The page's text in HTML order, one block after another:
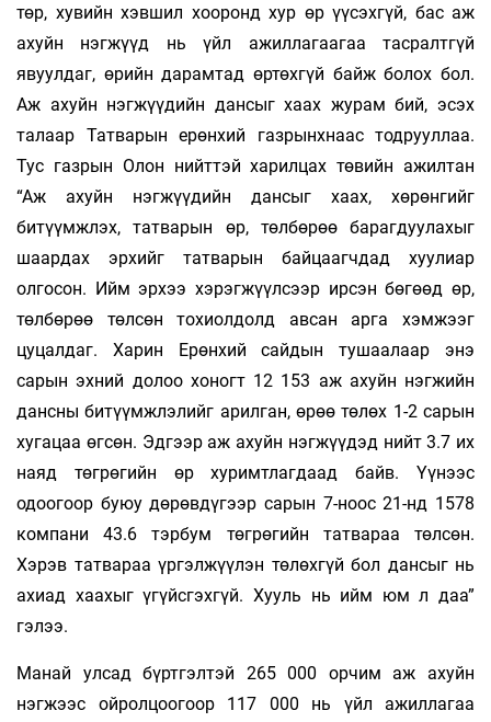
төр, хувийн хэвшил хооронд хур өр үүсэхгүй, бас аж
ахуйн нэгжүүд нь үйл ажиллагаагаа тасралтгүй
явуулдаг, өрийн дарамтад өртөхгүй байж болох бол.
Аж ахуйн нэгжүүдийн дансыг хаах журам бий, эсэх
талаар Татварын ерөнхий газрынх­наас тодрууллаа.
Тус газрын Олон нийттэй харилцах төвийн ажилтан
“Аж ахуйн нэгжүүдийн дансыг хаах, хөрөнгийг
битүүмжлэх, татварын өр, төлбөрөө барагдуулахыг
шаардах эрхийг татварын байцаагчдад хуулиар
олгосон. Ийм эрхээ хэрэгжүүлсээр ирсэн бөгөөд өр,
төлбөрөө төлсөн то­хиолдолд авсан арга хэмжээг
цуцалдаг. Харин Ерөнхий сайдын тушаалаар энэ
сарын эхний долоо хоногт 12 153 аж ахуйн нэгжийн
дансны битүүмжлэлийг арилган, өрөө төлөх 1-2 сарын
хугацаа өгсөн. Эдгээр аж ахуйн нэг­жүүдэд нийт 3.7 их
наяд төгрөгийн өр хуримтлаг­даад байв. Үүнээс
одоогоор буюу дөрөвдүгээр сарын 7-ноос 21-нд 1578
компани 43.6 тэрбум төгрөгийн татвараа төлсөн.
Хэрэв татвараа үр­гэлжүүлэн төлөхгүй бол дансыг нь
ахиад хаахыг үгүйс­гэхгүй. Хууль нь ийм юм л даа”
гэлээ.
Манай улсад бүртгэлтэй 265 000 орчим аж ахуйн
нэгжээс ойролцоогоор 117 000 нь үйл ажиллагаа